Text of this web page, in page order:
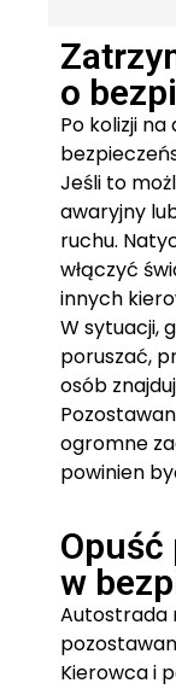
o
Po kolizji
Jeśli to
awaryjny
ruchu.
włączyć
innych
W sytuacji,
poruszać,
osób
ogromne
powinien
Opuść
w
Autostrada
Kierowca i